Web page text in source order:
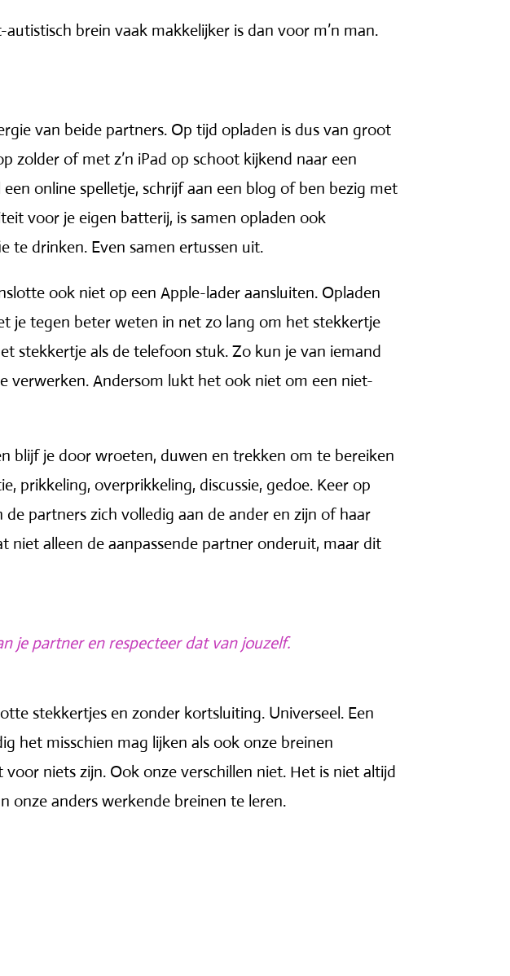
brein vaak makkelijker is dan voor m’n man.
van beide partners. Op tijd opladen is dus van groot
zolder of met z’n iPad op schoot kijkend naar een
online spelletje, schrijf aan een blog of ben bezig met
voor je eigen batterij, is samen opladen ook
te drinken. Even samen ertussen uit.
ook niet op een Apple-lader aansluiten. Opladen
je tegen beter weten in net zo lang om het stekkertje
stekkertje als de telefoon stuk. Zo kun je van iemand
verwerken. Andersom lukt het ook niet om een niet-
blijf je door wroeten, duwen en trekken om te bereiken
prikkeling, overprikkeling, discussie, gedoe. Keer op
de partners zich volledig aan de ander en zijn of haar
niet alleen de aanpassende partner onderuit, maar dit
je partner en respecteer dat van jouzelf.
stekkertjes en zonder kortsluiting. Universeel. Een
het misschien mag lijken als ook onze breinen
niets zijn. Ook onze verschillen niet. Het is niet altijd
onze anders werkende breinen te leren.